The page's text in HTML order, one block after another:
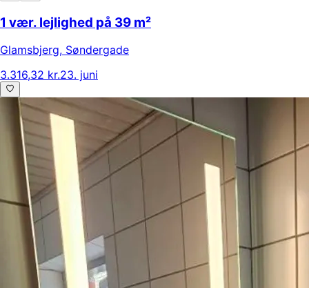
1 vær. lejlighed på 39 m²
Glamsbjerg, Søndergade
3.316,32 kr.23. juni